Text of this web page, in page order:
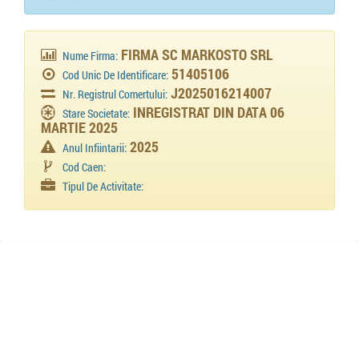
Nume Firma: FIRMA SC MARKOSTO SRL
Cod Unic De Identificare: 51405106
Nr. Registrul Comertului: J2025016214007
Stare Societate: INREGISTRAT DIN DATA 06
MARTIE 2025
Anul Infiintarii: 2025
Cod Caen:
Tipul De Activitate: